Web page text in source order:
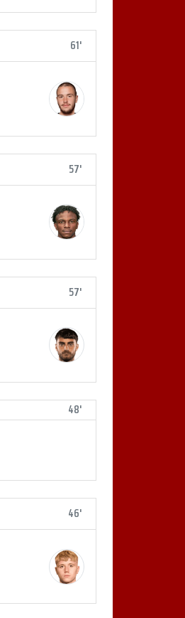
61'
57'
57'
48'
46'